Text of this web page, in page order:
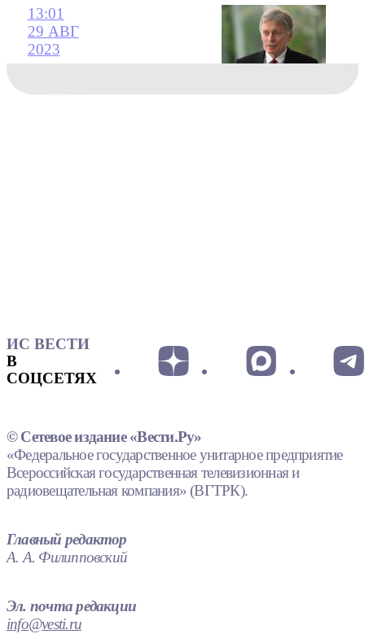
13:01
29 АВГ
2023
ИС ВЕСТИ
В
СОЦСЕТЯХ
© Сетевое издание «Вести.Ру»
«Федеральное государственное унитарное предприятие
Всероссийская государственная телевизионная и
радиовещательная компания» (ВГТРК).
Главный редактор
А. А. Филипповский
Эл. почта редакции
info@vesti.ru